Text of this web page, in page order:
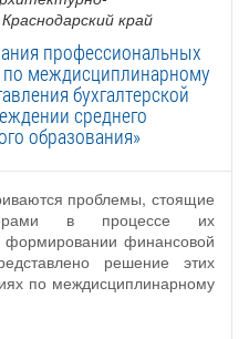
край
профессиональных
по междисциплинарному
бухгалтерской
среднего
образования»
проблемы, стоящие
в процессе их
формировании финансовой
решение этих
по междисциплинарному